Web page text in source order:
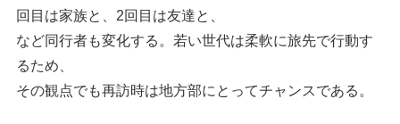
回目は家族と、2回目は友達と、
など同行者も変化する。若い世代は柔軟に旅先で行動す
るため、
その観点でも再訪時は地方部にとってチャンスである。